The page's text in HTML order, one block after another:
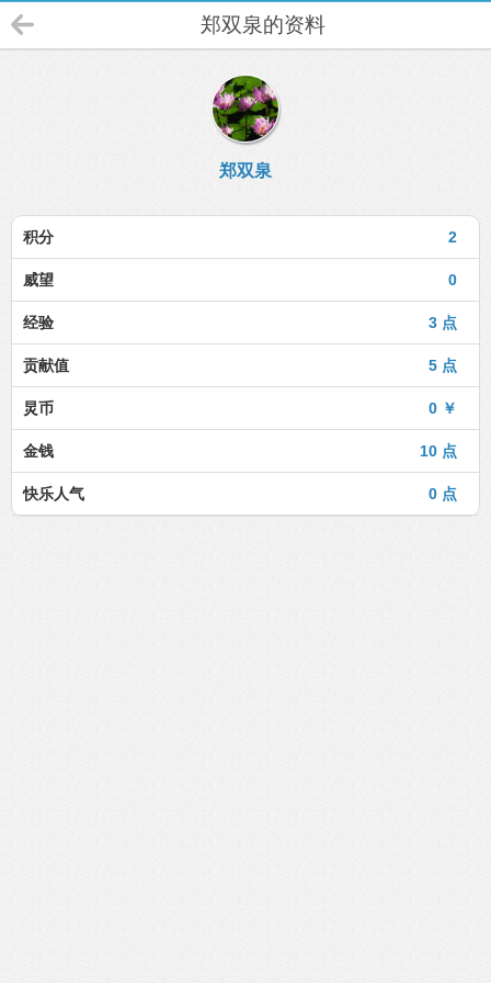
郑双泉的资料
郑双泉
2
积分
0
威望
3 点
经验
5 点
贡献值
0 ￥
炅币
10 点
金钱
0 点
快乐人气